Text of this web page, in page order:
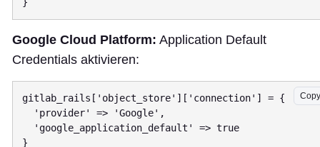
Google Cloud Platform: Application Default
Credentials aktivieren:
Copy
gitlab_rails['object_store']['connection'] = {